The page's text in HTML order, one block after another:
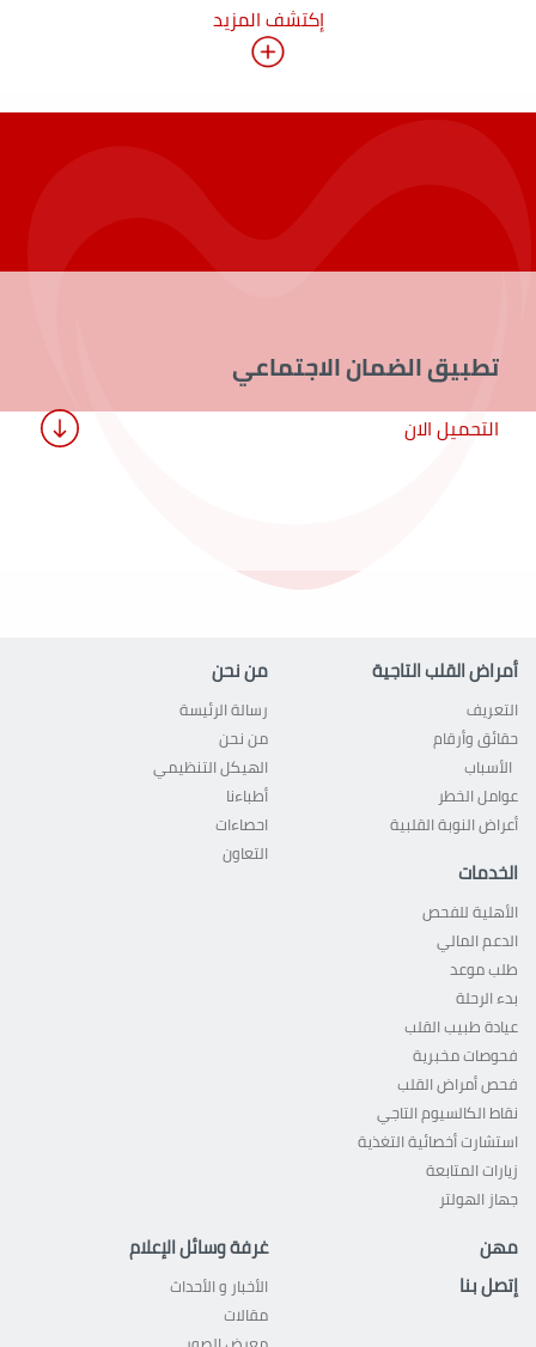
إكتشف المزيد
تطبيق الضمان الاجتماعي
التحميل الان
من نحن
رسالة الرئيسة
من نحن
الهيكل التنظيمي
أطباءنا
احصاءات
التعاون
أمراض القلب التاجية
التعريف
حقائق وأرقام
الأسباب
عوامل الخطر
أعراض النوبة القلبية
الخدمات
الأهلية للفحص
الدعم المالي
طلب موعد
بدء الرحلة
عيادة طبيب القلب
فحوصات مخبرية
فحص أمراض القلب
نقاط الكالسيوم التاجي
استشارت أخصائية التغذية
زيارات المتابعة
جهاز الهولتر
غرفة وسائل الإعلام
الأخبار و الأحداث
مقالات
مهن
إتصل بنا